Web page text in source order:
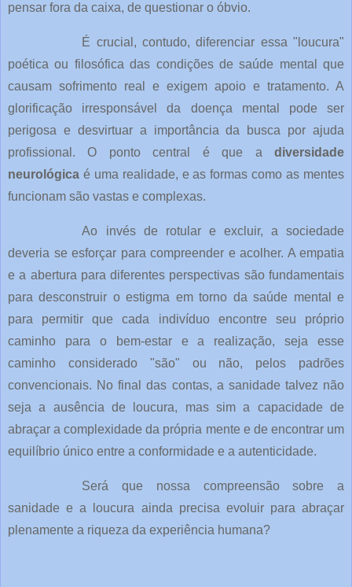
pensar fora da caixa, de questionar o óbvio.
É crucial, contudo, diferenciar essa "loucura"
poética ou filosófica das condições de saúde mental que
causam sofrimento real e exigem apoio e tratamento. A
glorificação irresponsável da doença mental pode ser
perigosa e desvirtuar a importância da busca por ajuda
profissional. O ponto central é que a diversidade
neurológica é uma realidade, e as formas como as mentes
funcionam são vastas e complexas.
Ao invés de rotular e excluir, a sociedade
deveria se esforçar para compreender e acolher. A empatia
e a abertura para diferentes perspectivas são fundamentais
para desconstruir o estigma em torno da saúde mental e
para permitir que cada indivíduo encontre seu próprio
caminho para o bem-estar e a realização, seja esse
caminho considerado "são" ou não, pelos padrões
convencionais. No final das contas, a sanidade talvez não
seja a ausência de loucura, mas sim a capacidade de
abraçar a complexidade da própria mente e de encontrar um
equilíbrio único entre a conformidade e a autenticidade.
Será que nossa compreensão sobre a
sanidade e a loucura ainda precisa evoluir para abraçar
plenamente a riqueza da experiência humana?